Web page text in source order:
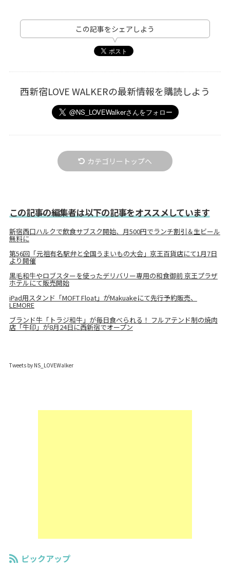
この記事をシェアしよう
西新宿LOVE WALKERの最新情報を購読しよう
カテゴリートップへ
この記事の編集者は以下の記事をオススメしています
新宿西口ハルクで飲食サブスク開始、月500円でランチ割引＆生ビール
無料に
第56回「元祖有名駅弁と全国うまいもの大会」京王百貨店にて1月7日
より開催
黒毛和牛やロブスターを使ったデリバリー専用の和食御前 京王プラザ
ホテルにて販売開始
iPad用スタンド「MOFT Float」がMakuakeにて先行予約販売、
LEMORE
ブランド牛「トラジ和牛」が毎日食べられる！ フルアテンド制の焼肉
店「牛印」が8月24日に西新宿でオープン
Tweets by NS_LOVEWalker
ピックアップ